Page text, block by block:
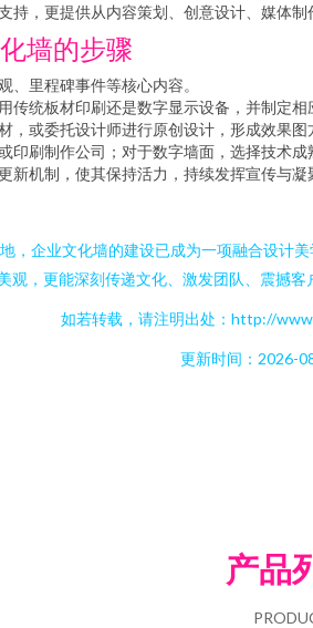
持，更提供从内容策划、创意设计、媒体
墙的步骤
、里程碑事件等核心内容。
传统板材印刷还是数字显示设备，并制定相
，或委托设计师进行原创设计，形成效果图
印刷制作公司；对于数字墙面，选择技术成
新机制，使其保持活力，持续发挥宣传与凝
，企业文化墙的建设已成为一项融合设计
观，更能深刻传递文化、激发团队、震撼
如若转载，请注明出处：http://
更新时间：2026-
产品